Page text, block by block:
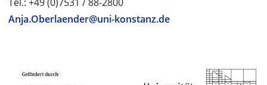
Anja.Oberlaender@uni-konstanz.de